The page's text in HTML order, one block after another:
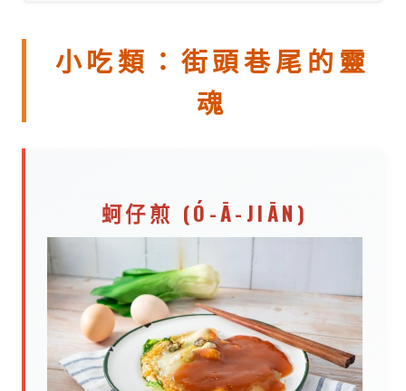
小吃類：街頭巷尾的靈
魂
蚵仔煎 (Ó-Ā-JIĀN)